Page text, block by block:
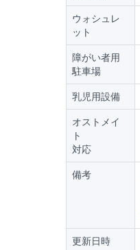
ウォシュレ
ット
障がい者用
駐車場
乳児用設備
オストメイ
ト
対応
備考
更新日時